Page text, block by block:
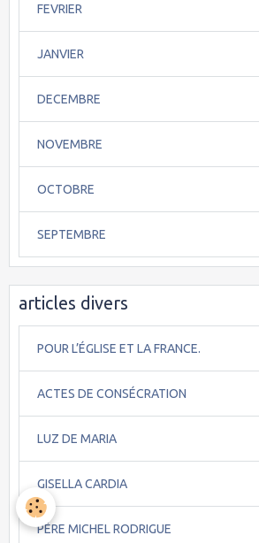
FEVRIER
JANVIER
DECEMBRE
NOVEMBRE
OCTOBRE
SEPTEMBRE
articles divers
POUR L’ÉGLISE ET LA FRANCE.
ACTES DE CONSÉCRATION
LUZ DE MARIA
GISELLA CARDIA
PÈRE MICHEL RODRIGUE